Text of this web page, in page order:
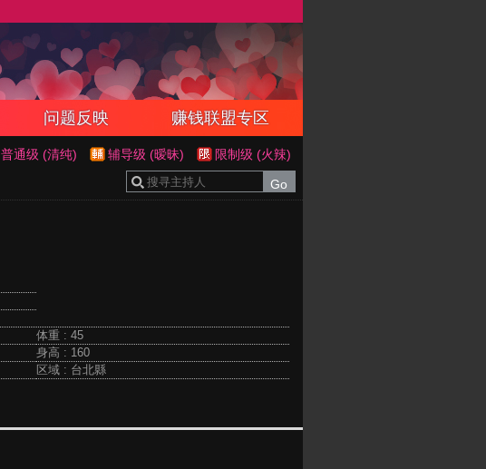
问题反映 赚钱联盟专区
普通级 (清纯) 辅导级 (暧昧)
限制级 (火辣)
体重 : 45
身高 : 160
区域 : 台北縣